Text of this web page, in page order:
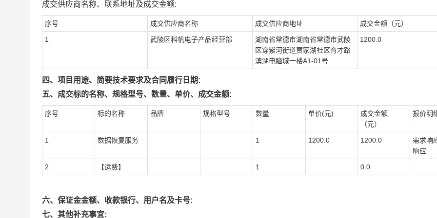
成交供应商名称、联系地址及成交金额:
序号 成交供应商名称 成交供应商地址 成交金额（元）
1 武陵区科帆电子产品经营部
湖南省常德市湖南省常德市武陵
区穿紫河街道贾家湖社区育才路
滨湖电脑城一楼A1-01号
1200.0
四、项目用途、简要技术要求及合同履行日期:
五、成交标的名称、规格型号、数量、单价、成交金额:
序号 标的名称 品牌 规格型号 数量 单价(元)
成交金额
（元）
报价明
1 数据恢复服务 1 1200.0 1200.0
需求响
响应
2 【运费】 1 0.0
六、保证金金额、收款银行、用户名及卡号:
七、其他补充事宜: